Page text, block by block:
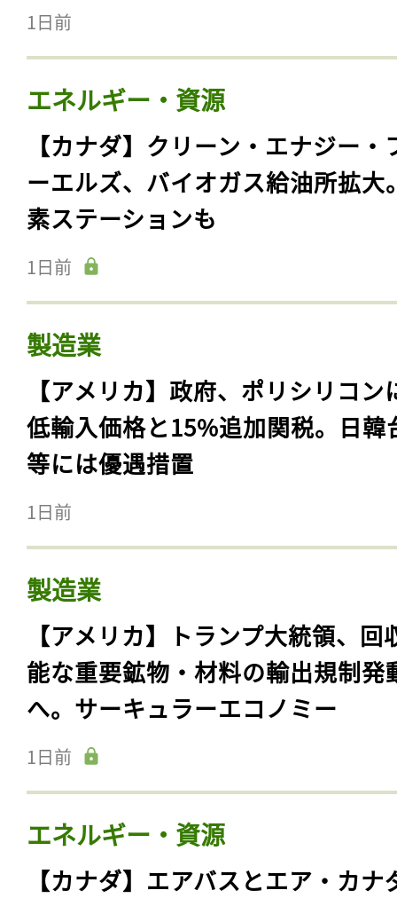
1日前
エネルギー・資源
【カナダ】クリーン・エナジー・
ーエルズ、バイオガス給油所拡大
素ステーションも
1日前
製造業
【アメリカ】政府、ポリシリコン
低輸入価格と15%追加関税。日韓
等には優遇措置
1日前
製造業
【アメリカ】トランプ大統領、回
能な重要鉱物・材料の輸出規制発
へ。サーキュラーエコノミー
1日前
エネルギー・資源
【カナダ】エアバスとエア・カナ